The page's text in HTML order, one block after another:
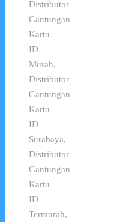
Distributor
Gantungan
Kartu
ID
Murah,
Distributor
Gantungan
Kartu
ID
Surabaya,
Distributor
Gantungan
Kartu
ID
Termurah,